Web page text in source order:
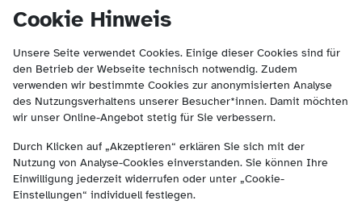
Cookie Hinweis
Unsere Seite verwendet Cookies. Einige dieser Cookies sind für
den Betrieb der Webseite technisch notwendig. Zudem
verwenden wir bestimmte Cookies zur anonymisierten Analyse
des Nutzungsverhaltens unserer Besucher*innen. Damit möchten
wir unser Online-Angebot stetig für Sie verbessern.
Durch Klicken auf „Akzeptieren“ erklären Sie sich mit der
Nutzung von Analyse-Cookies einverstanden. Sie können Ihre
Einwilligung jederzeit widerrufen oder unter „Cookie-
Einstellungen“ individuell festlegen.
springen
(Kontakt und Suche) springen.